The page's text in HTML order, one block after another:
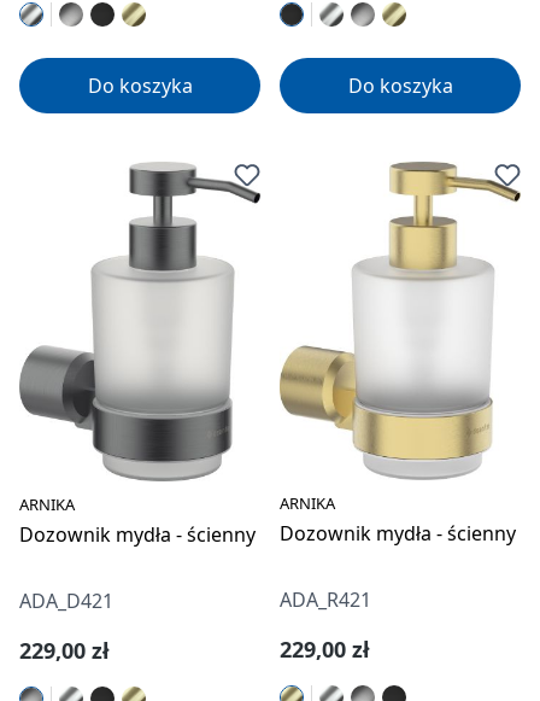
Do koszyka Do koszyka
ARNIKA
Dozownik mydła - ścienny
ADA_D421
Cena regularna:
229,00 zł
ARNIKA
Dozownik mydła - ścienny
ADA_R421
Cena regularna:
229,00 zł